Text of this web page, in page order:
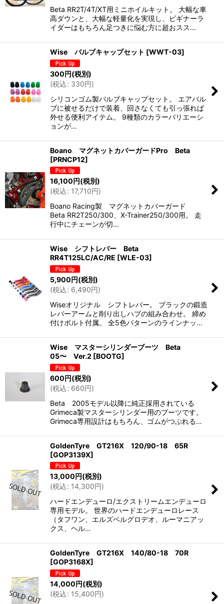
Beta RR2T/4T/XT用ミニホイルキット。 大幅な車
高ダウンと、大幅な軽量化を実現し、ビギナーラ
イダーはもちろん足つきに悩む方に超おスス…
Wise バルブキャップセット [WWT-03]
300円(税別)
(税込: 330円)
シリコンゴム製バルブキャップセット。 エアバル
ブに被せるだけで装着、回さなくても引っ張れば
外せる便利アイテム。 9種類のカラーバリエーシ
ョンが…
Boano マグネットカバーガードPro Beta
[PRNCP12]
16,100円(税別)
(税込: 17,710円)
Boano Racing製 マグネットカバーガード
Beta RR2T250/300、X-Trainer250/300用。 走
行中にチェーンが切…
Wise シフトレバー Beta
RR4T125LC/AC/RE [WLE-03]
5,900円(税別)
(税込: 6,490円)
Wiseオリジナル シフトレバー。 ブラックの鍛造
レバーアームと削り出しハブの組み合わせ。 締め
付けボルト付属。 全5色パターンのラインナッ…
Wise マスターシリンダーブーツ Beta
05〜 Ver.2 [BOOTG]
600円(税別)
(税込: 660円)
Beta 2005モデル以降に純正採用されている
Grimeca製マスターシリンダー用のブーツです。
Grimeca専用設計はもちろん、ゴムがつぶれる…
GoldenTyre GT216X 120/90-18 65R
[GOP3139X]
13,000円(税別)
(税込: 14,300円)
ハードエンデューロ/エクストリームエンデューロ
専用モデル。 世界のハードエンデューロレース
（タフワン、エルズベルグロデオ、ルーマニアッ
クス、ヘル…
GoldenTyre GT216X 140/80-18 70R
[GOP3168X]
14,000円(税別)
(税込: 15,400円)